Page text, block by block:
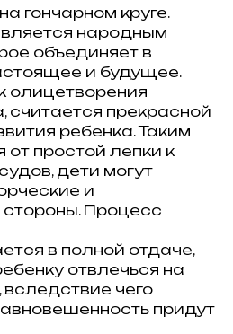
гончарном круге.
народным
объединяет в
и будущее.
олицетворения
считается прекрасной
ребенка. Таким
простой лепки к
дети могут
и
Процесс
в полной отдаче,
отвлечься на
чего
придут